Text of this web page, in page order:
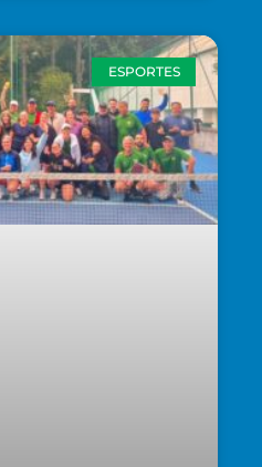
ESPORTES